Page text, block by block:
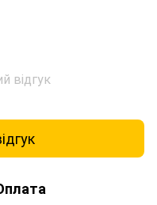
відгук